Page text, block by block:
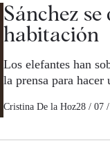
Sánchez
habitación
Los elefantes han
la prensa para
Cristina De la Hoz28 / 07